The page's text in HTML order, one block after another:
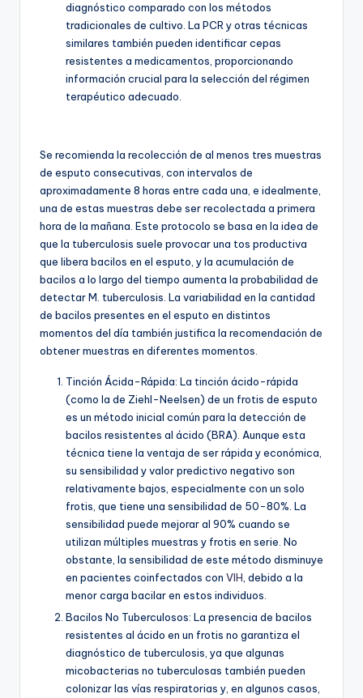
diagnóstico comparado con los métodos
tradicionales de cultivo. La PCR y otras técnicas
similares también pueden identificar cepas
resistentes a medicamentos, proporcionando
información crucial para la selección del régimen
terapéutico adecuado.
Se recomienda la recolección de al menos tres muestras
de esputo consecutivas, con intervalos de
aproximadamente 8 horas entre cada una, e idealmente,
una de estas muestras debe ser recolectada a primera
hora de la mañana. Este protocolo se basa en la idea de
que la tuberculosis suele provocar una tos productiva
que libera bacilos en el esputo, y la acumulación de
bacilos a lo largo del tiempo aumenta la probabilidad de
detectar M. tuberculosis. La variabilidad en la cantidad
de bacilos presentes en el esputo en distintos
momentos del día también justifica la recomendación de
obtener muestras en diferentes momentos.
Tinción Ácida-Rápida: La tinción ácido-rápida
(como la de Ziehl-Neelsen) de un frotis de esputo
es un método inicial común para la detección de
bacilos resistentes al ácido (BRA). Aunque esta
técnica tiene la ventaja de ser rápida y económica,
su sensibilidad y valor predictivo negativo son
relativamente bajos, especialmente con un solo
frotis, que tiene una sensibilidad de 50-80%. La
sensibilidad puede mejorar al 90% cuando se
utilizan múltiples muestras y frotis en serie. No
obstante, la sensibilidad de este método disminuye
en pacientes coinfectados con VIH , debido a la
menor carga bacilar en estos individuos.
Bacilos No Tuberculosos: La presencia de bacilos
resistentes al ácido en un frotis no garantiza el
diagnóstico de tuberculosis, ya que algunas
micobacterias no tuberculosas también pueden
colonizar las vías respiratorias y, en algunos casos,